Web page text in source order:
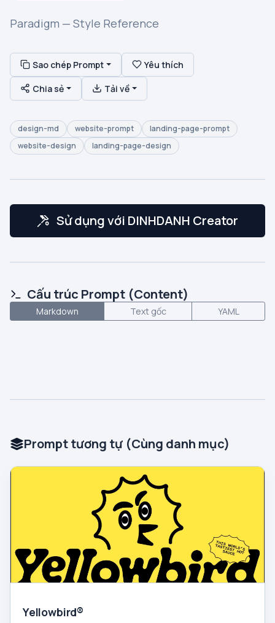
Paradigm — Style Reference
Sao chép Prompt Yêu thích
Chia sẻ Tải về
design-md website-prompt
landing-page-prompt
website-design
landing-page-design
Sử dụng với DINHDANH Creator
Cấu trúc Prompt (Content)
Markdown Text gốc YAML
Prompt tương tự (Cùng danh mục)
Yellowbird®